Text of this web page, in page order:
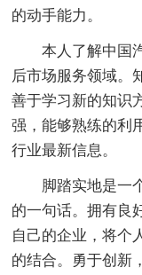
的动手能力。
本人了解中国
后市场服务领域。
善于学习新的知识
强，能够熟练的利
行业最新信息。
脚踏实地是一
的一句话。拥有良
自己的企业，将个
的结合。勇于创新